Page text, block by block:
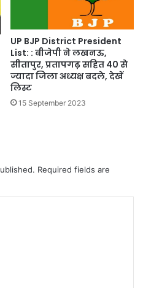
UP BJP District President
List: : बीजेपी ने लखनऊ,
सीतापुर, प्रतापगढ़ सहित 40 से
ज्यादा जिला अध्यक्ष बदले, देखें
लिस्ट
15 September 2023
Required fields are